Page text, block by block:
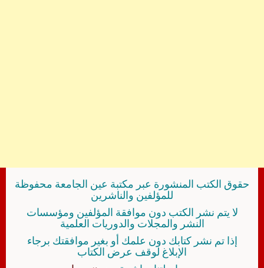
حقوق الكتب المنشورة عبر مكتبة عين الجامعة محفوظة
للمؤلفين والناشرين
لا يتم نشر الكتب دون موافقة المؤلفين ومؤسسات
النشر والمجلات والدوريات العلمية
إذا تم نشر كتابك دون علمك أو بغير موافقتك برجاء
الإبلاغ لوقف عرض الكتاب